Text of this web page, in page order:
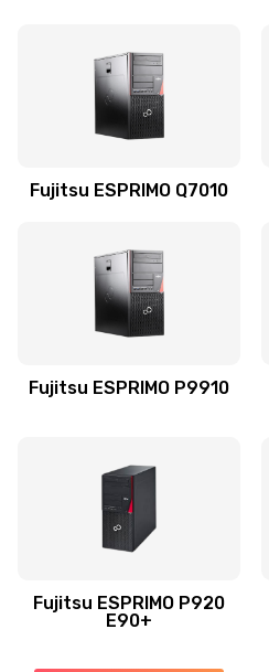
Fujitsu ESPRIMO Q7010
Fujitsu ESPRIMO P9910
Fujitsu ESPRIMO P920
E90+